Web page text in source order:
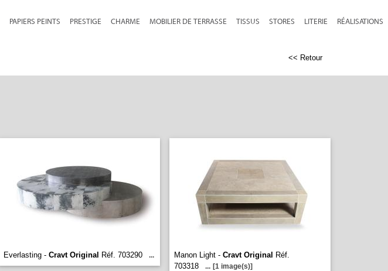
PAPIERS PEINTS PRESTIGE CHARME MOBILIER DE TERRASSE TISSUS STORES LITERIE RÉALISATIONS
<< Retour
Everlasting - Cravt Original Réf. 703290 ... Manon Light - Cravt Original Réf.
703318
... [1 image(s)]